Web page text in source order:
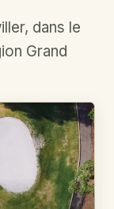
dans le
Grand